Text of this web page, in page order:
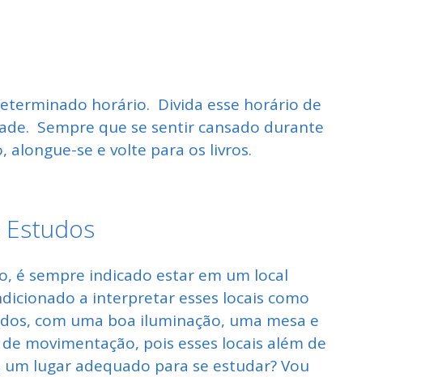
horário. Divida esse horário de
Sempre que se sentir cansado durante
alongue-se e volte para os livros.
é sempre indicado estar em um local
a interpretar esses locais como
com uma boa iluminação, uma mesa e
movimentação, pois esses locais além de
lugar adequado para se estudar? Vou